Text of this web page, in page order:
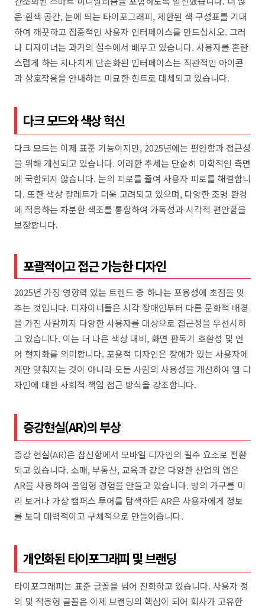
은 흰색 공간, 눈에 띄는 타이포그래피, 제한된 색 구성표를 기대
하여 깨끗하고 집중적인 사용자 인터페이스를 만드십시오. 그러
나 디자이너는 과거의 실수에서 배우고 있습니다. 사용자를 혼란
스럽게 하는 지나치게 단순화된 인터페이스는 직관적인 아이콘
과 상호작용을 안내하는 미묘한 힌트로 대체되고 있습니다.
다크 모드와 색상 혁신
다크 모드는 이제 표준 기능이지만, 2025년에는 편안함과 접근성
을 위해 개선되고 있습니다. 이러한 추세는 단순히 미학적인 측면
에 국한되지 않습니다. 눈의 피로를 줄여 사용자 피로를 해결합니
다. 또한 색상 팔레트가 더욱 고려되고 있으며, 다양한 조명 환경
에 적응하는 차분한 색조를 통합하여 가독성과 시각적 편안함을
보장합니다.
포괄적이고 접근 가능한 디자인
2025년 가장 영향력 있는 트렌드 중 하나는 포용성에 초점을 맞
추는 것입니다. 디자이너들은 시각 장애인부터 다른 문화적 배경
을 가진 사람까지 다양한 사용자를 대상으로 접근성을 우선시하
고 있습니다. 이는 더 나은 색상 대비, 화면 판독기 호환성 및 언
어 현지화를 의미합니다. 포용적 디자인은 장애가 있는 사용자에
게만 맞춰지는 것이 아니라 모든 사람의 사용성을 개선하여 앱 디
자인에 대한 사회적 책임 접근 방식을 강조합니다.
증강현실(AR)의 부상
증강 현실(AR)은 참신함에서 모바일 디자인의 필수 요소로 전환
되고 있습니다. 소매, 부동산, 교육과 같은 다양한 산업의 앱은
AR을 사용하여 몰입형 경험을 만들고 있습니다. 방의 가구를 미
리 보거나 가상 캠퍼스 투어를 탐색하든 AR은 사용자에게 정보
를 보다 매력적이고 구체적으로 만들어줍니다.
개인화된 타이포그래피 및 브랜딩
타이포그래피는 표준 글꼴을 넘어 진화하고 있습니다. 사용자 정
의 및 적응형 글꼴은 이제 브랜딩의 핵심이 되어 회사가 고유한